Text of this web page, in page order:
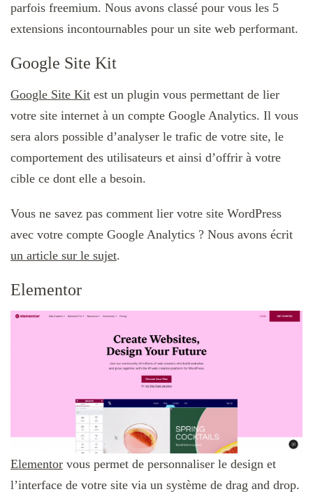
parfois freemium. Nous avons classé pour vous les 5
extensions incontournables pour un site web performant.
Google Site Kit
Google Site Kit est un plugin vous permettant de lier
votre site internet à un compte Google Analytics. Il vous
sera alors possible d’analyser le trafic de votre site, le
comportement des utilisateurs et ainsi d’offrir à votre
cible ce dont elle a besoin.
Vous ne savez pas comment lier votre site WordPress
avec votre compte Google Analytics ? Nous avons écrit
un article sur le sujet.
Elementor
Elementor vous permet de personnaliser le design et
l’interface de votre site via un système de drag and drop.